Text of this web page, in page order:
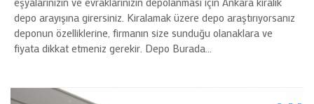
depo arayışına girersiniz. Kiralamak üzere depo araştırıyorsanız
deponun özelliklerine, firmanın size sunduğu olanaklara ve
fiyata dikkat etmeniz gerekir. Depo Burada…